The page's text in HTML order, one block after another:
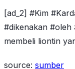
[ad_2] #Kim
#dikenakan #oleh
membeli liontin
source: sumber